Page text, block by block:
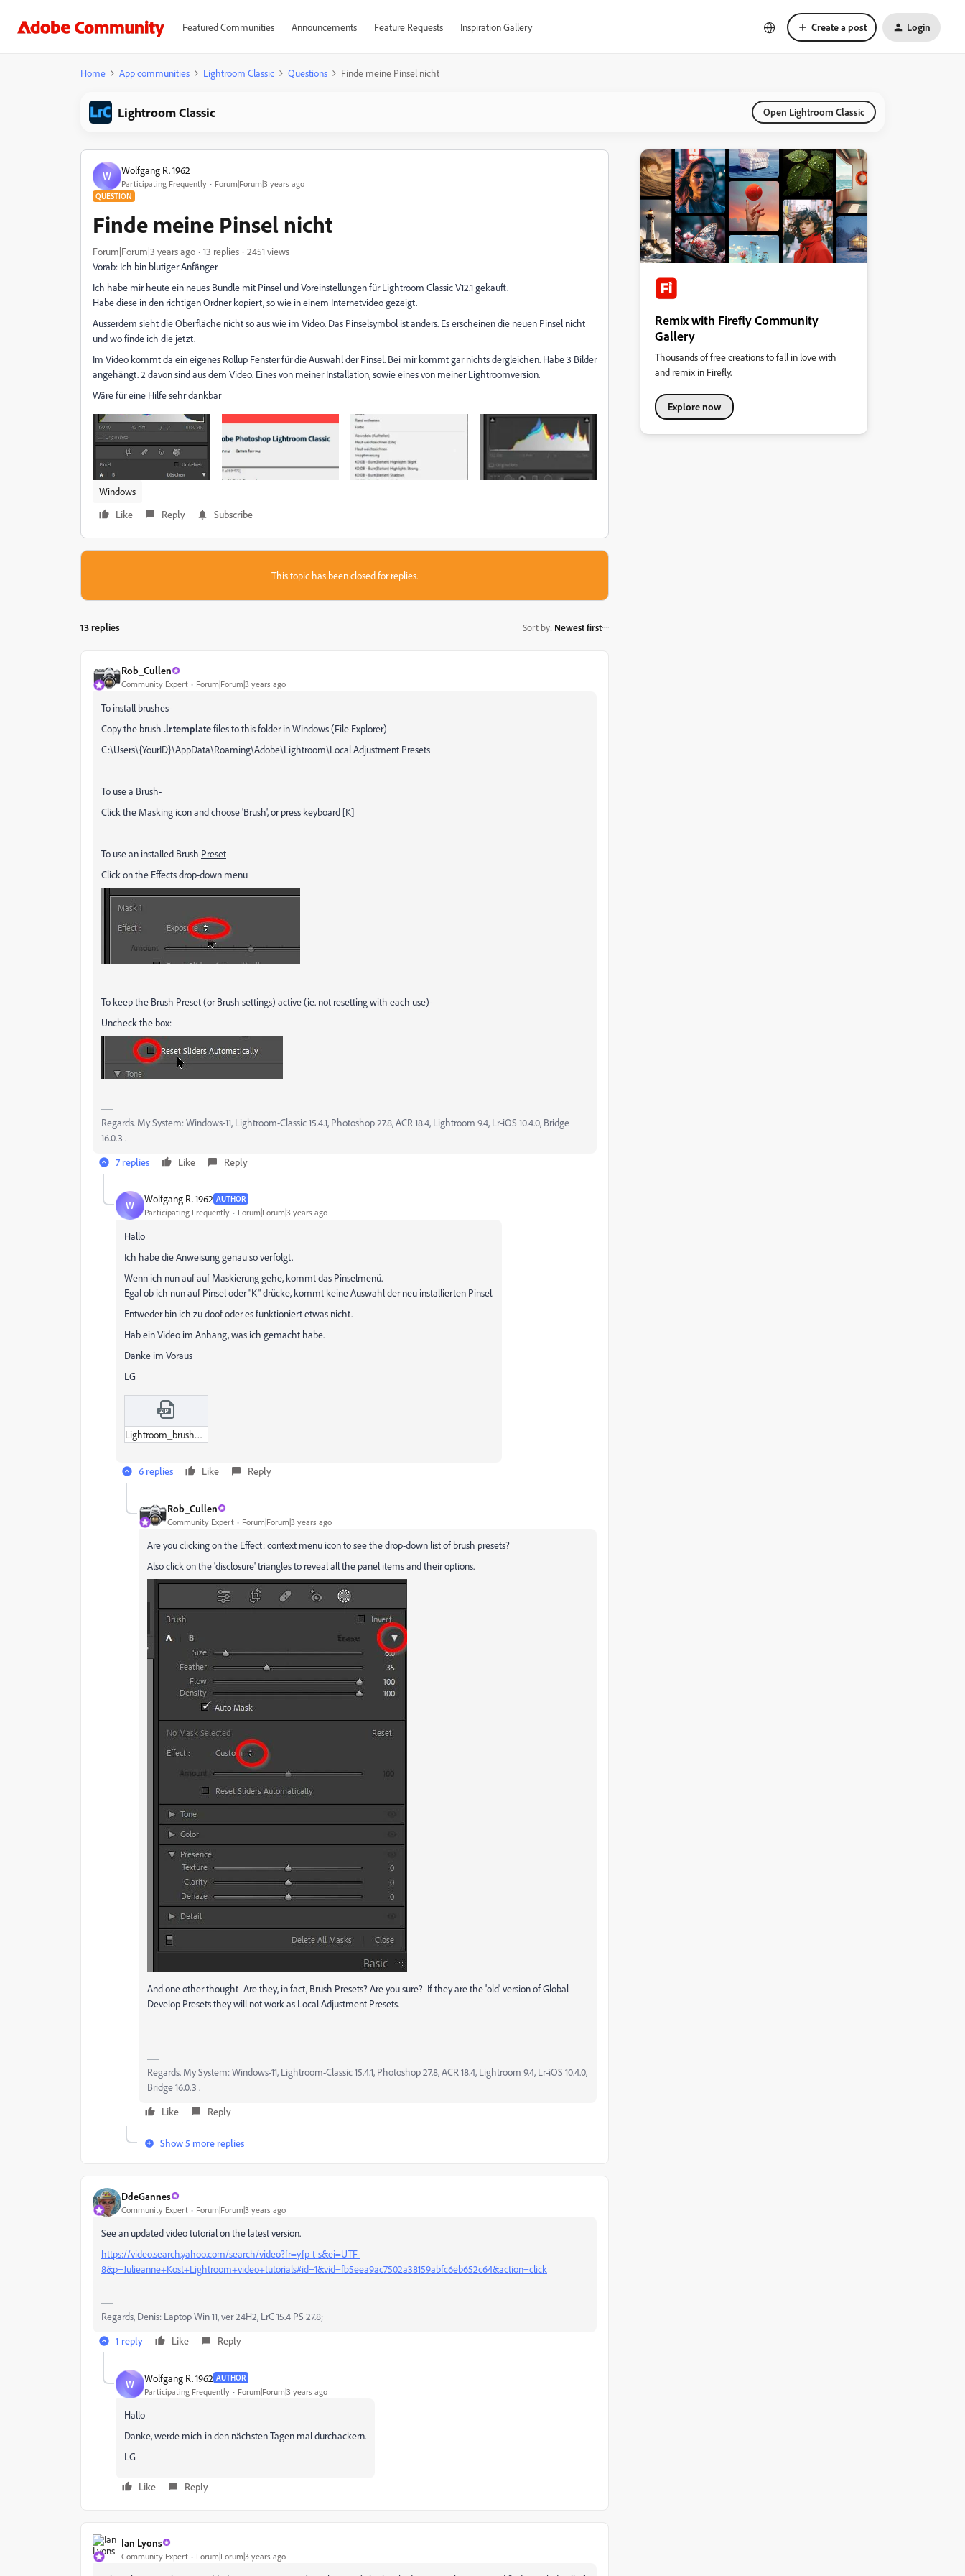
Featured Communities Announcements Feature Requests Inspiration Gallery Create a post Login
Home App communities Lightroom Classic Questions Finde meine Pinsel nicht
Lightroom Classic Open Lightroom Classic
W Wolfgang R. 1962
Participating Frequently Forum|Forum|3 years ago
QUESTION
Finde meine Pinsel nicht
Forum|Forum|3 years ago 13 replies
2451 views
Vorab: Ich bin blutiger Anfänger
Ich habe mir heute ein neues Bundle mit Pinsel und Voreinstellungen für Lightroom Classic V12.1 gekauft.
Habe diese in den richtigen Ordner kopiert, so wie in einem Internetvideo gezeigt.
Ausserdem sieht die Oberfläche nicht so aus wie im Video. Das Pinselsymbol ist anders. Es erscheinen die neuen Pinsel nicht
und wo finde ich die jetzt.
Im Video kommt da ein eigenes Rollup Fenster für die Auswahl der Pinsel. Bei mir kommt gar nichts dergleichen. Habe 3 Bilder
angehängt. 2 davon sind aus dem Video. Eines von meiner Installation, sowie eines von meiner Lightroomversion.
Wäre für eine Hilfe sehr dankbar
Windows
Like
Reply Subscribe
This topic has been closed for replies.
13 replies Sort by: Newest first
Rob_Cullen
Community Expert Forum|Forum|3 years ago
To install brushes-
Copy the brush .lrtemplatefiles to this folder in Windows (File Explorer)-
C:\Users\{YourID}\AppData\Roaming\Adobe\Lightroom\Local Adjustment Presets
To use a Brush-
Click the Masking icon and choose 'Brush', or press keyboard [K]
To use an installed Brush Preset-
Click on the Effects drop-down menu
To keep the Brush Preset (or Brush settings) active (ie. not resetting with each use)-
Uncheck the box:
Regards. My System: Windows-11, Lightroom-Classic 15.4.1, Photoshop 27.8, ACR 18.4, Lightroom 9.4, Lr-iOS 10.4.0, Bridge
16.0.3 .
7 replies
Like Reply
W Wolfgang R. 1962 AUTHOR
Participating Frequently Forum|Forum|3 years ago
Hallo
Ich habe die Anweisung genau so verfolgt.
Wenn ich nun auf auf Maskierung gehe, kommt das Pinselmenü.
Egal ob ich nun auf Pinsel oder "K" drücke, kommt keine Auswahl der neu installierten Pinsel.
Entweder bin ich zu doof oder es funktioniert etwas nicht.
Hab ein Video im Anhang, was ich gemacht habe.
Danke im Voraus
LG
Lightroom_brushes-05.zip
6 replies Like Reply
Rob_Cullen
Community Expert Forum|Forum|3 years ago
Are you clicking on the Effect: context menu icon to see the drop-down list of brush presets?
Also click on the 'disclosure' triangles to reveal all the panel items and their options.
And one other thought- Are they, in fact, Brush Presets? Are you sure? If they are the 'old' version of Global
Develop Presets they will not work as Local Adjustment Presets.
Regards. My System: Windows-11, Lightroom-Classic 15.4.1, Photoshop 27.8, ACR 18.4, Lightroom 9.4, Lr-iOS 10.4.0,
Bridge 16.0.3 .
Like
Reply
Show 5 more replies
DdeGannes
Community Expert Forum|Forum|3 years ago
See an updated video tutorial on the latest version.
https://video.search.yahoo.com/search/video?fr=yfp-t-s&ei=UTF-
8&p=Julieanne+Kost+Lightroom+video+tutorials#id=1&vid=fb5eea9ac7502a38159abfc6eb652c64&action=click
Regards, Denis: Laptop Win 11, ver 24H2, LrC 15.4 PS 27.8;
1 reply
Like Reply
W Wolfgang R. 1962 AUTHOR
Participating Frequently Forum|Forum|3 years ago
Hallo
Danke, werde mich in den nächsten Tagen mal durchackern.
LG
Like Reply
Ian Lyons
Community Expert Forum|Forum|3 years ago
Remix with Firefly Community
Gallery
Thousands of free creations to fall in love with
and remix in Firefly.
Explore now